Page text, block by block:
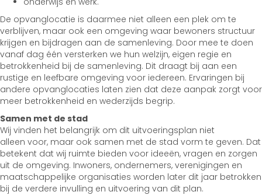
De opvanglocatie is daarmee niet alleen een plek om te
verblijven, maar ook een omgeving waar bewoners structuur
krijgen en bijdragen aan de samenleving. Door mee te doen
vanaf dag één versterken we hun welzijn, eigen regie en
betrokkenheid bij de samenleving. Dit draagt bij aan een
rustige en leefbare omgeving voor iedereen. Ervaringen bij
andere opvanglocaties laten zien dat deze aanpak zorgt voor
meer betrokkenheid en wederzijds begrip.
Samen met de stad
Wij vinden het belangrijk om dit uitvoeringsplan niet
alleen voor, maar ook samen met de stad vorm te geven. Dat
betekent dat wij ruimte bieden voor ideeën, vragen en zorgen
uit de omgeving. Inwoners, ondernemers, verenigingen en
maatschappelijke organisaties worden later dit jaar betrokken
bij de verdere invulling en uitvoering van dit plan.